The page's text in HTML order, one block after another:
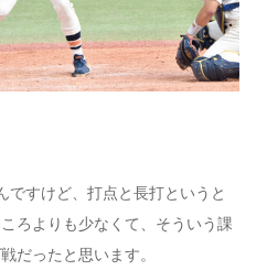
ですけど、打点と長打というと
ろよりも少なくて、そういう課
だったと思います。